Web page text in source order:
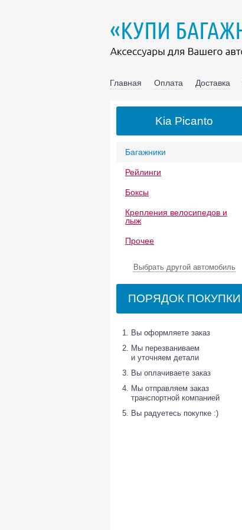
Главная Оплата Доставка
Багажники
Рейлинги
Боксы
Крепления велосипедов и
лыж
Прочее
Выбрать другой автомобиль
ПОРЯДОК ПОКУПКИ
Вы оформляете заказ
Мы перезваниваем
и уточняем детали
Вы оплачиваете заказ
Мы отправляем заказ
транспортной компанией
Вы радуетесь покупке :)
Kia Picanto